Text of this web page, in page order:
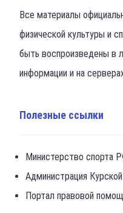
Все материалы
физической культуры и
быть воспроизведены в
информации и на
Полезные ссылки
Министерство спорта
Администрация
Портал правовой